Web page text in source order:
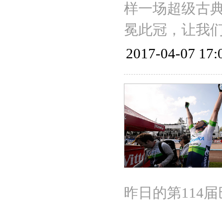
样一场超级古
冕此冠，让我
2017-04-07
昨日的第114